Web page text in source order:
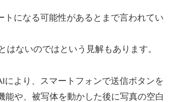
になる可能性があるとまで言われてい
ないのではという見解もあります。
より、スマートフォンで送信ボタンを
や、被写体を動かした後に写真の空白